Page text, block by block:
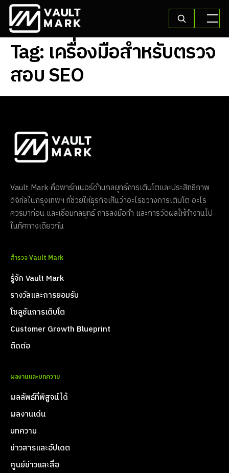
Tag: เครื่องมือสำหรับตรวจ
สอบ SEO
Vault Mark คือพาร์ทเนอร์ด้านกลยุทธ์การเติบโตและประสิทธิภาพ
ดิจิทัลในกรุงเทพฯ ที่ช่วยให้ธุรกิจเห็นว่าอะไรขวางการเติบโต อะไร
ควรมาก่อน และเชื่อมกลยุทธ์ การลงมือทำ และการวัดผลให้ทำงานไป
ในทิศทางเดียวกัน
สำรวจ Vault Mark
รู้จัก Vault Mark
รางวัลและการยอมรับ
โซลูชันการเติบโต
Customer Growth Blueprint
ติดต่อ
ผลงานและบทความ
ผลลัพธ์ที่พิสูจน์ได้
ผลงานเด่น
บทความ
ข่าวสารและอัปเดต
ศูนย์ข่าวและสื่อ